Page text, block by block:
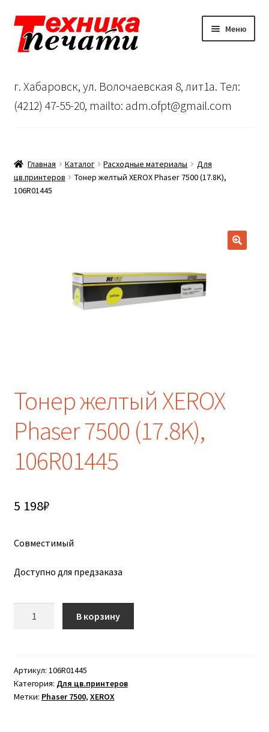
Перейти
навигации
Перейти
содержимому
Меню
Сервисный центр
…
Корзина
г. Хабаровск, ул. Волочаевская 8, лит1а. Тел:
(4212) 47-55-20, mailto: adm.ofpt@gmail.com
Главная Каталог Расходные материалы
Для
цв.принтеров
Тонер желтый XEROX Phaser 7500 (17.8K),
106R01445
Тонер желтый XEROX
Phaser 7500 (17.8K),
106R01445
5 198₽
Совместимый
Доступно для предзаказа
XEROX
Phaser
7500
В корзину
Артикул: 106R01445
Категория: Для цв.принтеров
Метки: Phaser 7500, XEROX